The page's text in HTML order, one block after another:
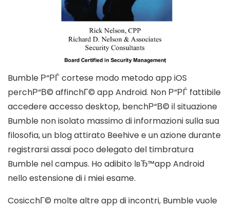
Bumble Р“РЃ cortese modo metodo app iOS
perchР“В© affinchГ© app Android. Non Р“РЃ fattibile
accedere accesso desktop, benchР“В© il situazione
Bumble non isolato massimo di informazioni sulla sua
filosofia, un blog attirato Beehive e un azione durante
registrarsi assai poco delegato del timbratura
Bumble nel campus. Ho adibito lвЂ™app Android
nello estensione di i miei esame.
CosicchГ© molte altre app di incontri, Bumble vuole